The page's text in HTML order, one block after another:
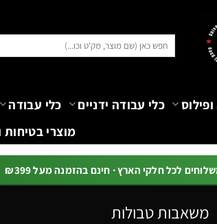
כלי עבודה ידניים כלי עבודה
מוצרי בטיחות
לכל חלקי הארץ · חינם בהזמנה מעל ₪399
משאבות טבולות